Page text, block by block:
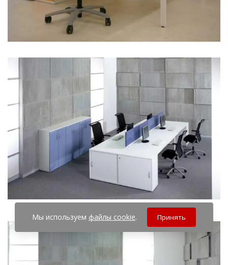
Мы используем файлы cookie. Принять